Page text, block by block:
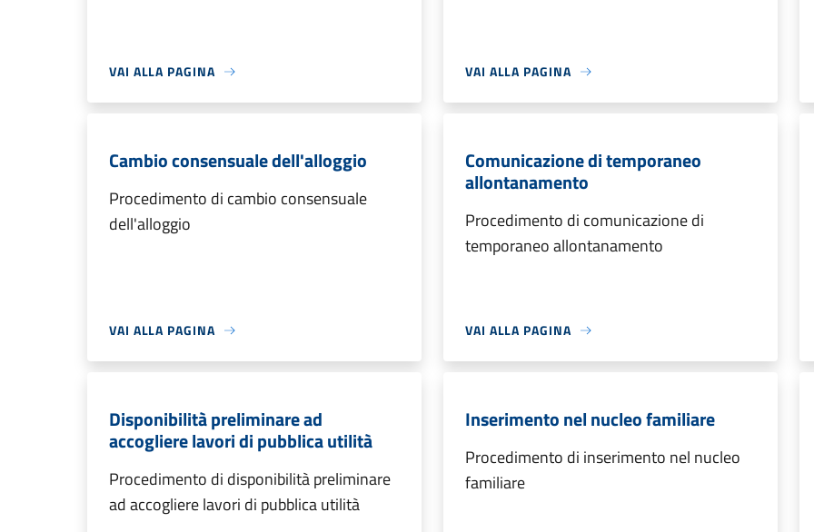
VAI ALLA PAGINA VAI ALLA PAGINA
Cambio consensuale dell'alloggio
Procedimento di cambio consensuale
dell'alloggio
VAI ALLA PAGINA
Comunicazione di temporaneo
allontanamento
Procedimento di comunicazione di
temporaneo allontanamento
VAI ALLA PAGINA
Disponibilità preliminare ad
accogliere lavori di pubblica utilità
Procedimento di disponibilità preliminare
ad accogliere lavori di pubblica utilità
Inserimento nel nucleo familiare
Procedimento di inserimento nel nucleo
familiare